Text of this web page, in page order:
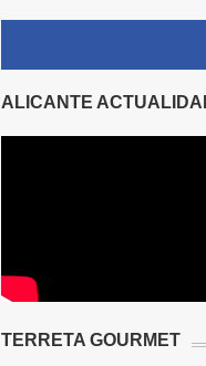
ALICANTE
TERRETA GOURMET